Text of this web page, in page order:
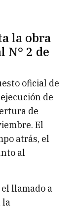
la obra
N° 2 de
oficial de
de
de
El
atrás, el
al
llamado a
la